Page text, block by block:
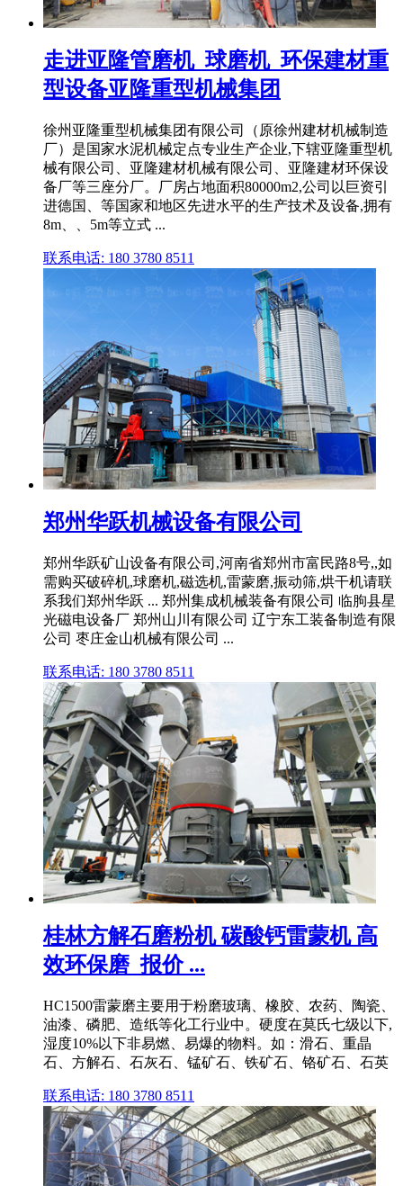
走进亚隆管磨机_球磨机_环保建材重
型设备亚隆重型机械集团
徐州亚隆重型机械集团有限公司（原徐州建材机械制造
厂）是国家水泥机械定点专业生产企业,下辖亚隆重型机
械有限公司、亚隆建材机械有限公司、亚隆建材环保设
备厂等三座分厂。厂房占地面积80000m2,公司以巨资引
进德国、等国家和地区先进水平的生产技术及设备,拥有
8m、、5m等立式 ...
联系电话: 180 3780 8511
郑州华跃机械设备有限公司
郑州华跃矿山设备有限公司,河南省郑州市富民路8号,,如
需购买破碎机,球磨机,磁选机,雷蒙磨,振动筛,烘干机请联
系我们郑州华跃 ... 郑州集成机械装备有限公司 临朐县星
光磁电设备厂 郑州山川有限公司 辽宁东工装备制造有限
公司 枣庄金山机械有限公司 ...
联系电话: 180 3780 8511
桂林方解石磨粉机 碳酸钙雷蒙机 高
效环保磨_报价 ...
HC1500雷蒙磨主要用于粉磨玻璃、橡胶、农药、陶瓷、
油漆、磷肥、造纸等化工行业中。硬度在莫氏七级以下,
湿度10%以下非易燃、易爆的物料。如：滑石、重晶
石、方解石、石灰石、锰矿石、铁矿石、铬矿石、石英
联系电话: 180 3780 8511